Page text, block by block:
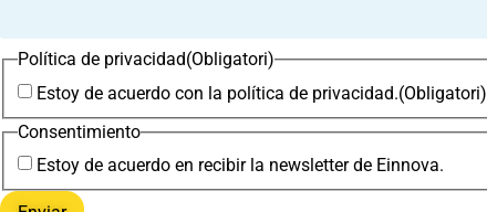
Política de privacidad(Obligatori)
Estoy de acuerdo con la política de privacidad.(Obligatori)
Consentimiento
Estoy de acuerdo en recibir la newsletter de Einnova.